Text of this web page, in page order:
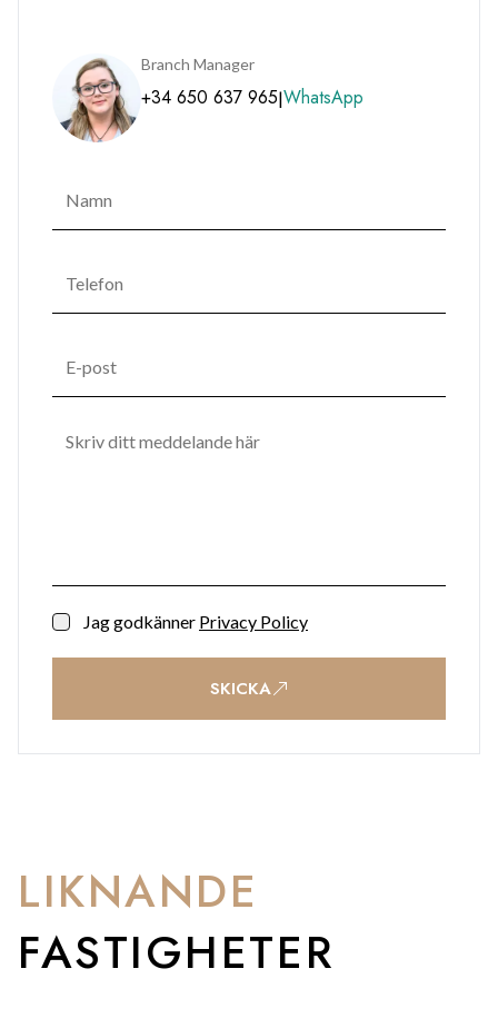
Branch Manager
+34 650 637 965|WhatsApp
Jag godkänner Privacy Policy
SKICKA
LIKNANDE
FASTIGHETER